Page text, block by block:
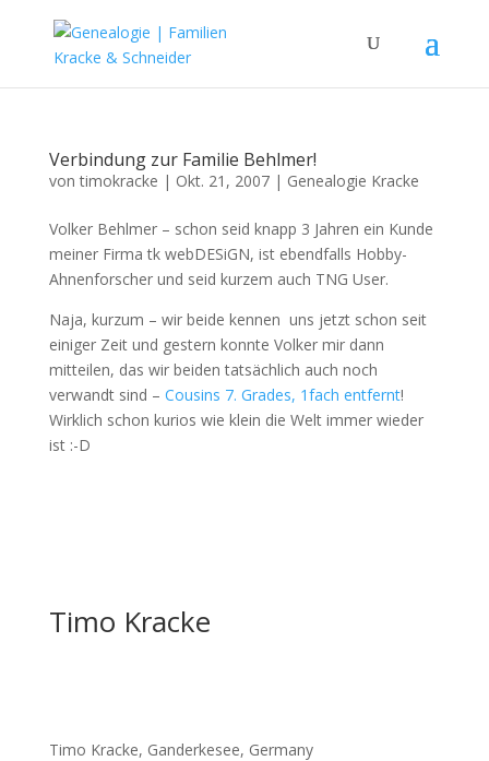
Verbindung zur Familie Behlmer!
vontimokracke | Okt. 21, 2007| Genealogie Kracke
Volker Behlmer – schon seid knapp 3 Jahren ein Kunde
meiner Firma tk webDESiGN, ist ebendfalls Hobby-
Ahnenforscher und seid kurzem auch TNG User.
Naja, kurzum – wir beide kennen uns jetzt schon seit
einiger Zeit und gestern konnte Volker mir dann
mitteilen, das wir beiden tatsächlich auch noch
verwandt sind – Cousins 7. Grades, 1fach entfernt!
Wirklich schon kurios wie klein die Welt immer wieder
ist :-D
Timo Kracke
Timo Kracke, Ganderkesee, Germany